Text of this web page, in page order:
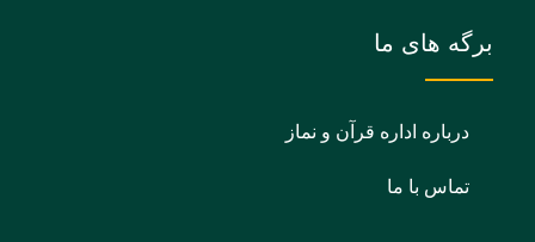
برگه های ما
درباره اداره قرآن و نماز
تماس با ما